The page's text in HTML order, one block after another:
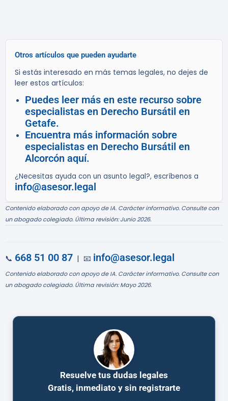
Otros artículos que pueden ayudarte
Si estás interesado en más temas legales, no dejes de
leer estos artículos:
Puedes leer más en este recurso sobre
especialistas en Derecho Bursátil en
Getafe.
Encuentra más información sobre
especialistas en Derecho Bursátil en
Alcorcón aquí.
¿Necesitas ayuda con un asunto legal?, escríbenos a
info@asesor.legal
Contenido elaborado con apoyo de IA. Carácter informativo. Consulte con
un abogado colegiado. Última revisión: Junio 2026.
📞 668 51 00 87 | 📧 info@asesor.legal
Contenido elaborado con apoyo de IA. Carácter informativo. Consulte con
un abogado colegiado. Última revisión: Mayo 2026.
Resuelve tus dudas legales
Gratis, inmediato y sin registrarte